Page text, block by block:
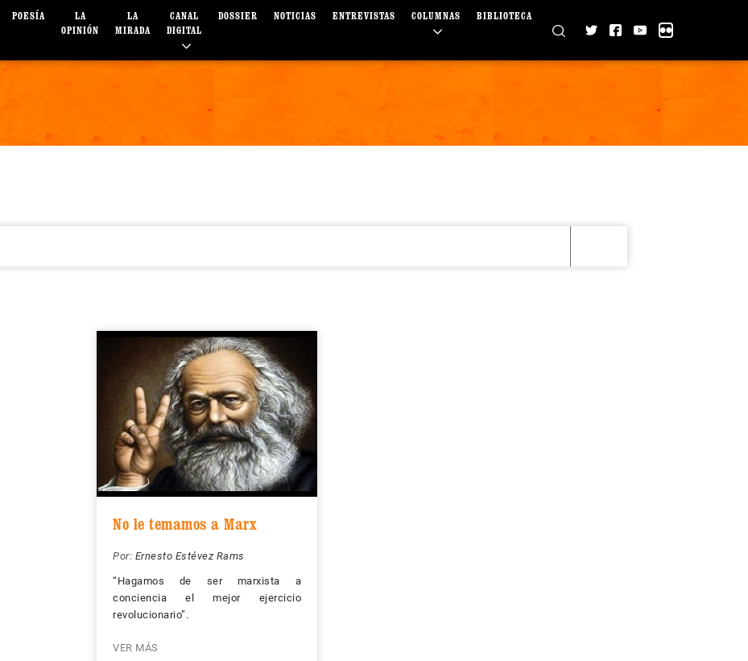
POESÍA
LA
OPINIÓN
LA
MIRADA
CANAL
DIGITAL
DOSSIER NOTICIAS ENTREVISTAS COLUMNAS BIBLIOTECA
No le temamos a Marx
Por: Ernesto Estévez Rams
“Hagamos de ser marxista a
conciencia el mejor ejercicio
revolucionario”.
VER MÁS